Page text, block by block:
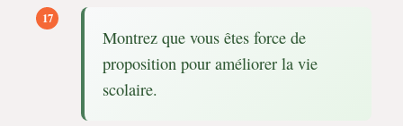
Montrez que vous êtes force de
proposition pour améliorer la vie
scolaire.